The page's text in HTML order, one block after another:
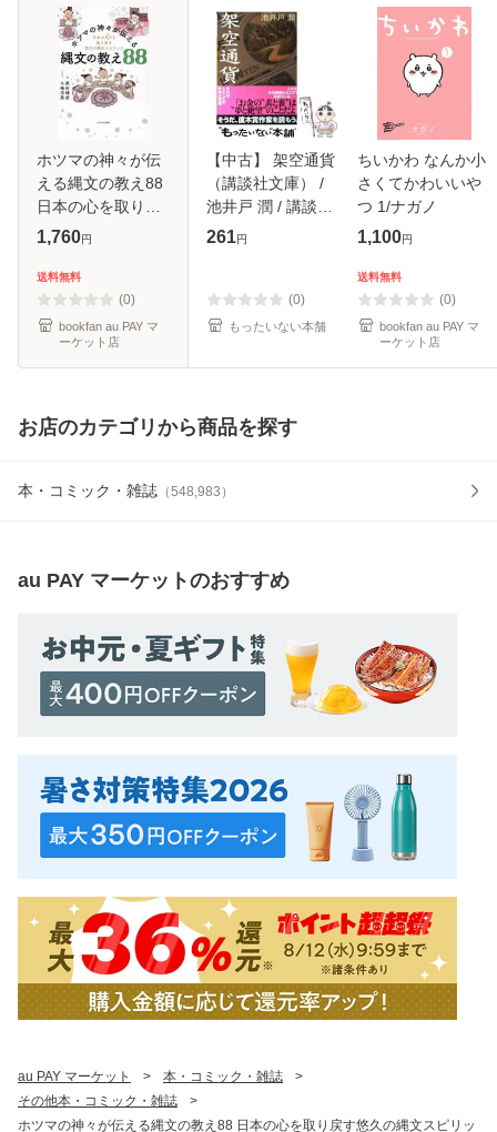
ホツマの神々が伝
える縄文の教え88
日本の心を取り戻
す悠久の縄文スピ
嶋浩美
1,760円
送料無料
(0)
bookfan au PAY マ
ーケット店
【中古】 架空通貨
（講談社文庫） /
池井戸 潤 / 講談社
[文庫]【メール便送
261円
(0)
もったいない本舗
ちいかわ なんか小
さくてかわいいや
つ 1/ナガノ
1,100円
送料無料
(0)
bookfan au PAY マ
ーケット店
お店のカテゴリから商品を探す
本・コミック・雑誌 （548,983 ）
au PAY マーケットのおすすめ
au PAY マーケット > 本・コミック・雑誌
>
その他本・コミック・雑誌
>
ホツマの神々が伝える縄文の教え88 日本の心を取り戻す悠久の縄文スピリッ